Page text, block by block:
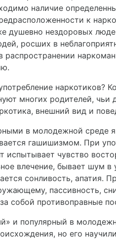
наличие
к
душевно нездоровых
росших в
наркотиков?
многих родителей, чьи
внешний вид и
в молодежной среде
гашишизмом. При
испытывает чувство
влечение, бывает шум
сонливость, апатия.
пассивность,
собой противоправные
и популярный в
но его